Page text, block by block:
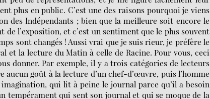
plus en public. C’est une des raisons pourquoi je viens
des Indépendants ; bien que la meilleure soit encore le
l’exposition, et c’est un sentiment que le plus souvent
sont changés ! Aussi vrai que je suis rieur, je préfère le
et la lecture du Matin à celle de Racine. Pour vous, ceci
donner. Par exemple, il y a trois catégories de lecteurs
goût à la lecture d’un chef-d’œuvre, puis l’homme
qui lit à peine le journal parce qu’il a besoin
tempérament qui sent son journal et qui se moque de la